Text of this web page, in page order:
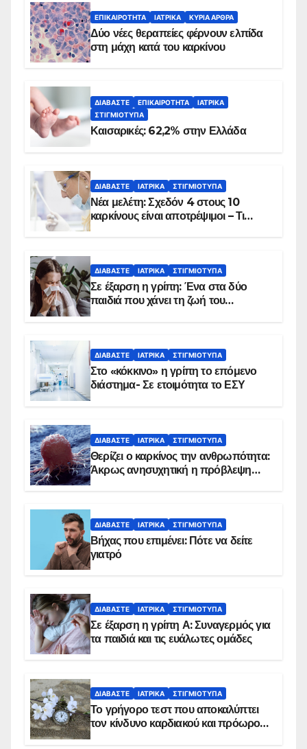
ΕΠΙΚΑΙΡΌΤΗΤΑ ΙΑΤΡΙΚΆ ΚΥΡΙΑ ΑΡΘΡΑ
Δύο νέες θεραπείες φέρνουν ελπίδα
στη μάχη κατά του καρκίνου
ΔΙΑΒΆΣΤΕ ΕΠΙΚΑΙΡΌΤΗΤΑ
ΙΑΤΡΙΚΆ
ΣΤΙΓΜΙΌΤΥΠΑ
Καισαρικές: 62,2% στην Ελλάδα
ΔΙΑΒΆΣΤΕ ΙΑΤΡΙΚΆ ΣΤΙΓΜΙΌΤΥΠΑ
Νέα μελέτη: Σχεδόν 4 στους 10
καρκίνους είναι αποτρέψιμοι – Τι
ΔΙΑΒΆΣΤΕ ΙΑΤΡΙΚΆ ΣΤΙΓΜΙΌΤΥΠΑ
Σε έξαρση η γρίπη: Ένα στα δύο
παιδιά που χάνει τη ζωή του
ΔΙΑΒΆΣΤΕ ΙΑΤΡΙΚΆ ΣΤΙΓΜΙΌΤΥΠΑ
Στο «κόκκινο» η γρίπη το επόμενο
διάστημα- Σε ετοιμότητα το ΕΣΥ
ΔΙΑΒΆΣΤΕ ΙΑΤΡΙΚΆ ΣΤΙΓΜΙΌΤΥΠΑ
Θερίζει ο καρκίνος την ανθρωπότητα:
Άκρως ανησυχητική η πρόβλεψη…
ΔΙΑΒΆΣΤΕ ΙΑΤΡΙΚΆ ΣΤΙΓΜΙΌΤΥΠΑ
Βήχας που επιμένει: Πότε να δείτε
γιατρό
ΔΙΑΒΆΣΤΕ ΙΑΤΡΙΚΆ ΣΤΙΓΜΙΌΤΥΠΑ
Σε έξαρση η γρίπη Α: Συναγερμός για
τα παιδιά και τις ευάλωτες ομάδες
ΔΙΑΒΆΣΤΕ ΙΑΤΡΙΚΆ ΣΤΙΓΜΙΌΤΥΠΑ
Το γρήγορο τεστ που αποκαλύπτει
τον κίνδυνο καρδιακού και πρόωρου